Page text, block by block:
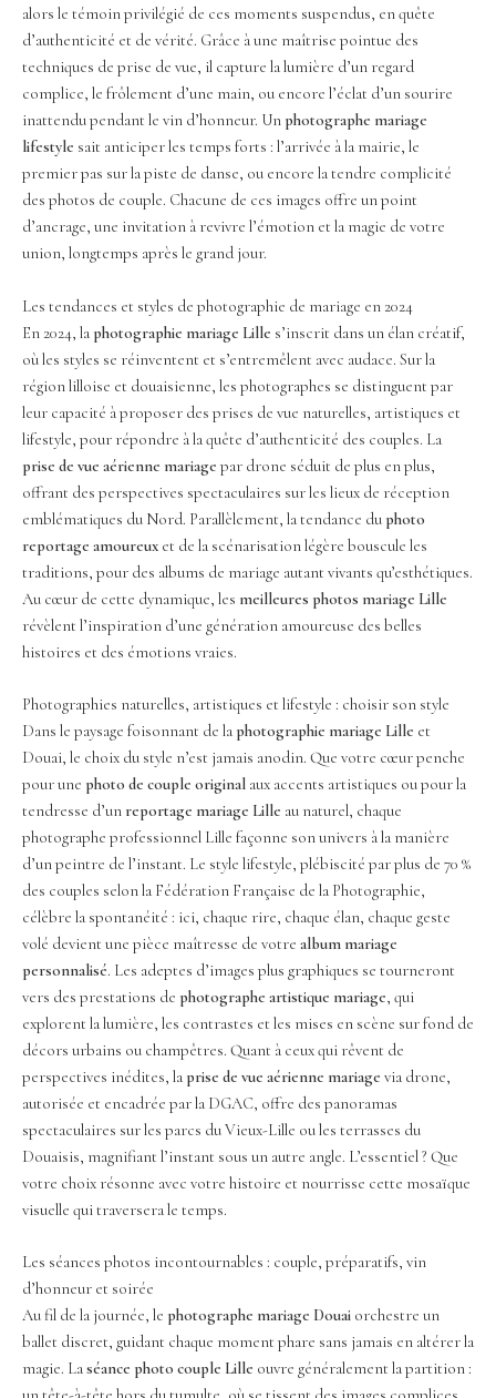
alors le témoin privilégié de ces moments suspendus, en quête
d’authenticité et de vérité. Grâce à une maîtrise pointue des
techniques de prise de vue, il capture la lumière d’un regard
complice, le frôlement d’une main, ou encore l’éclat d’un sourire
inattendu pendant le vin d’honneur. Un photographe mariage
lifestyle sait anticiper les temps forts : l’arrivée à la mairie, le
premier pas sur la piste de danse, ou encore la tendre complicité
des photos de couple. Chacune de ces images offre un point
d’ancrage, une invitation à revivre l’émotion et la magie de votre
union, longtemps après le grand jour.
Les tendances et styles de photographie de mariage en 2024
En 2024, la photographie mariage Lille s’inscrit dans un élan créatif,
où les styles se réinventent et s’entremêlent avec audace. Sur la
région lilloise et douaisienne, les photographes se distinguent par
leur capacité à proposer des prises de vue naturelles, artistiques et
lifestyle, pour répondre à la quête d’authenticité des couples. La
prise de vue aérienne mariage par drone séduit de plus en plus,
offrant des perspectives spectaculaires sur les lieux de réception
emblématiques du Nord. Parallèlement, la tendance du photo
reportage amoureux et de la scénarisation légère bouscule les
traditions, pour des albums de mariage autant vivants qu’esthétiques.
Au cœur de cette dynamique, les meilleures photos mariage Lille
révèlent l’inspiration d’une génération amoureuse des belles
histoires et des émotions vraies.
Photographies naturelles, artistiques et lifestyle : choisir son style
Dans le paysage foisonnant de la photographie mariage Lille et
Douai, le choix du style n’est jamais anodin. Que votre cœur penche
pour une photo de couple original aux accents artistiques ou pour la
tendresse d’un reportage mariage Lille au naturel, chaque
photographe professionnel Lille façonne son univers à la manière
d’un peintre de l’instant. Le style lifestyle, plébiscité par plus de 70 %
des couples selon la Fédération Française de la Photographie,
célèbre la spontanéité : ici, chaque rire, chaque élan, chaque geste
volé devient une pièce maîtresse de votre album mariage
personnalisé. Les adeptes d’images plus graphiques se tourneront
vers des prestations de photographe artistique mariage, qui
explorent la lumière, les contrastes et les mises en scène sur fond de
décors urbains ou champêtres. Quant à ceux qui rêvent de
perspectives inédites, la prise de vue aérienne mariage via drone,
autorisée et encadrée par la DGAC, offre des panoramas
spectaculaires sur les parcs du Vieux-Lille ou les terrasses du
Douaisis, magnifiant l’instant sous un autre angle. L’essentiel ? Que
votre choix résonne avec votre histoire et nourrisse cette mosaïque
visuelle qui traversera le temps.
Les séances photos incontournables : couple, préparatifs, vin
d’honneur et soirée
Au fil de la journée, le photographe mariage Douai orchestre un
ballet discret, guidant chaque moment phare sans jamais en altérer la
magie. Laséance photo couple Lille ouvre généralement la partition :